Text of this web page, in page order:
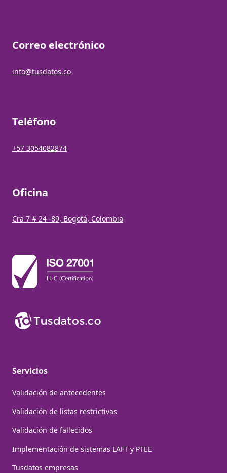
Correo electrónico
info@tusdatos.co
Teléfono
+57 3054082874
Oficina
Cra 7 # 24 -89, Bogotá, Colombia
Servicios
Validación de antecedentes
Validación de listas restrictivas
Validación de fallecidos
Implementación de sistemas LAFT y PTEE
Tusdatos empresas